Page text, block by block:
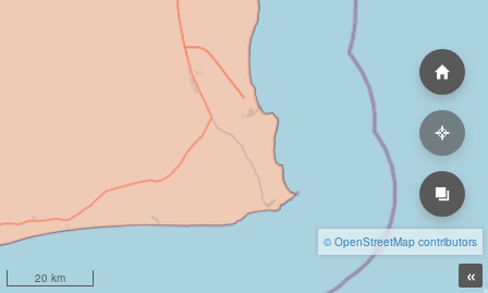
«
20 km
© OpenStreetMap contributors